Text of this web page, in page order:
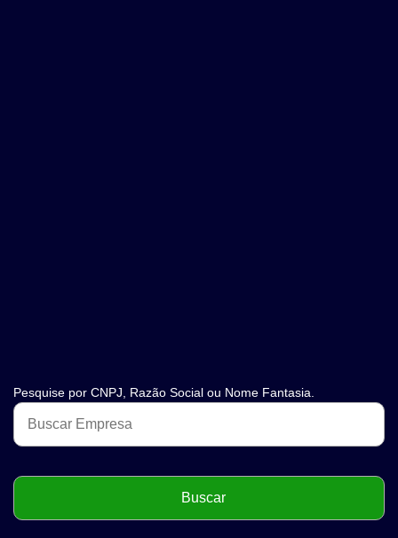
Pesquise por CNPJ, Razão Social ou Nome Fantasia.